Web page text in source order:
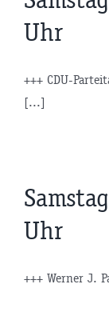
Uhr
+++ CDU-
[...]
Uhr
+++ Werner J.